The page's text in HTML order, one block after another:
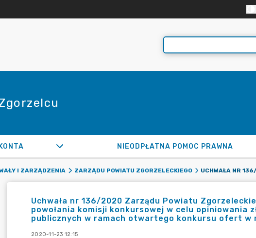
NIEODPŁATNA POMOC PRAWNA
I ZARZĄDZENIA ZARZĄDU POWIATU ZGORZELECKIEGO
Uchwała nr 136/2020 Zarządu Powiatu
powołania komisji konkursowej w celu opiniowania
publicznych w ramach otwartego konkursu ofert w
2020-11-23 12:15